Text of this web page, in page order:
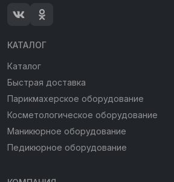
КАТАЛОГ
Каталог
Быстрая доставка
Парикмахерское оборудование
Косметологическое оборудование
Маникюрное оборудование
Педикюрное оборудование